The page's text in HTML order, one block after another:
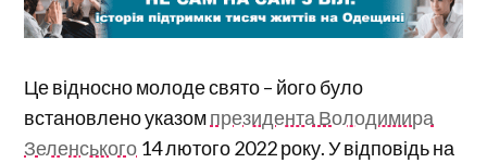
Це відносно молоде свято – його було
встановлено указомпрезидента Володимира
Зеленського 14 лютого 2022 року. У відповідь на